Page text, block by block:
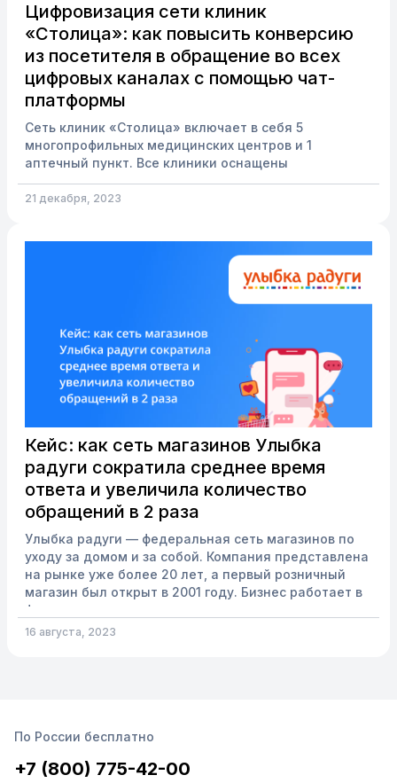
Цифровизация сети клиник
«Столица»: как повысить конверсию
из посетителя в обращение во всех
цифровых каналах с помощью чат-
платформы
Сеть клиник «Столица» включает в себя 5
многопрофильных медицинских центров и 1
аптечный пункт. Все клиники оснащены
современным оборудованием от ведущих
европейских производителей. В 2021 году компания
обратилась за решением, которое поможет решить
следующие задачи: расширить количество
цифровых каналов связи с клиентами и увеличить
количество обращений,увеличить конверсию из
лояль...
21 декабря, 2023
Кейс: как сеть магазинов Улыбка
радуги сократила среднее время
ответа и увеличила количество
обращений в 2 раза
Улыбка радуги — федеральная сеть магазинов по
уходу за домом и за собой. Компания представлена
на рынке уже более 20 лет, а первый розничный
магазин был открыт в 2001 году. Бизнес работает в
формате дрогери
(магазин непродовольственных товаров повседневного
стандарта контроля за работой операторов...
16 августа, 2023
По России бесплатно
+7 (800) 775-42-00